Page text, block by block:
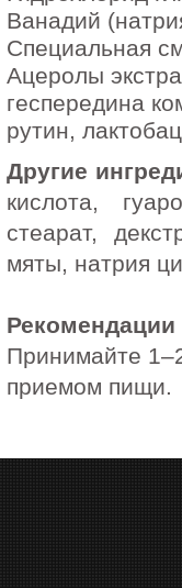
Ванадий
Специальная
Ацеролы
геспередина
рутин,
Другие
кислота,
стеарат,
мяты, натрия
Принимайте
приемом пищи.